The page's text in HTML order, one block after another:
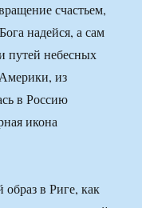
счастьем,
надейся, а сам
путей небесных
из
в Россию
икона
в Риге, как